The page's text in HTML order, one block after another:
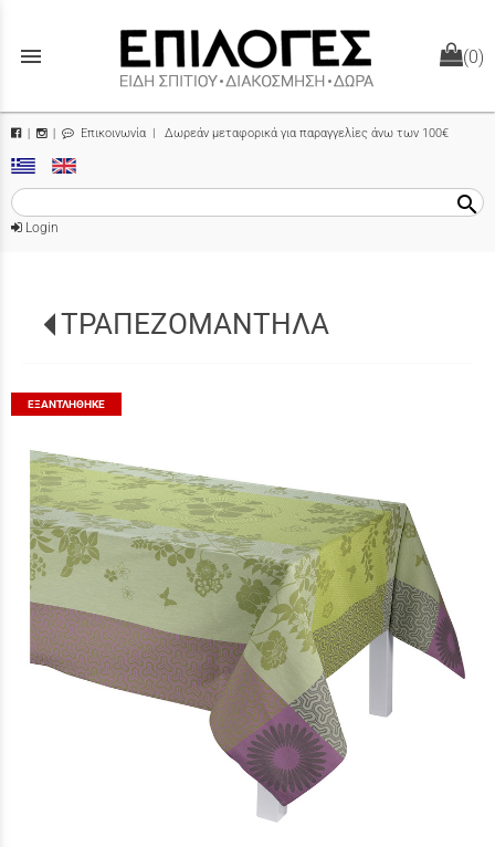
menu (0)
| Επικοινωνία | Δωρεάν μεταφορικά για παραγγελίες άνω των 100€
search
Login
ΤΡΑΠΕΖΟΜΑΝΤΗΛΑ
ΕΞΑΝΤΛΉΘΗΚΕ